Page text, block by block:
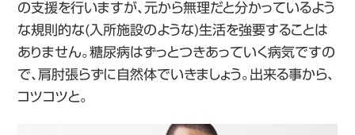
の支援を行いますが、元から無理だと分かっているよう
な規則的な(入所施設のような)生活を強要することは
ありません。糖尿病はずっとつきあっていく病気ですの
で、肩肘張らずに自然体でいきましょう。出来る事から、
コツコツと。